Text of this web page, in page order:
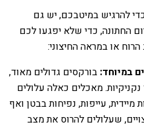
להרגיש במיטבכם, יש גם
החתונה, כדי שלא יפגעו לכם
או במראה החיצוני:
במיוחד: בורקסים גדולים מאוד,
נקניקיות. מאכלים כאלה עלולים
עייפות, נפיחות בבטן ואף
שעלולים להרוס את מצב